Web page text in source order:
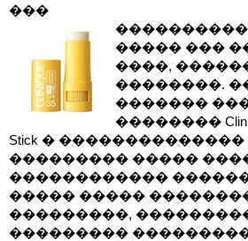
���
����� ���
����,
��������.
�������
�������� Clinique
Stick �
��������� �����
������������
����� �����
���������,
���������